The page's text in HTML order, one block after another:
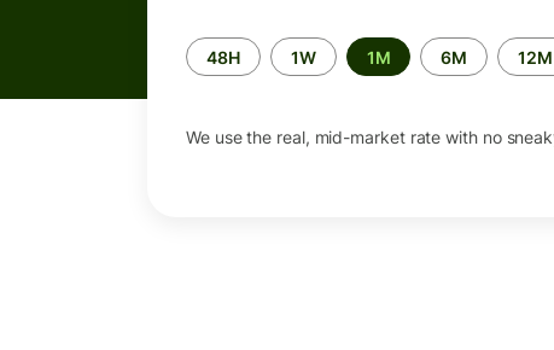
Time
period
48H 1W 1M 6M 12M
We use the real, mid-market rate with no